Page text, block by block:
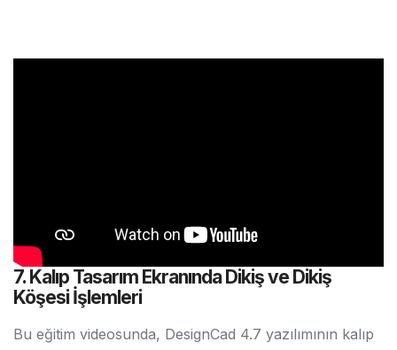
7. Kalıp Tasarım Ekranında Dikiş ve Dikiş
Köşesi İşlemleri
Bu eğitim videosunda, DesignCad 4.7 yazılımının kalıp